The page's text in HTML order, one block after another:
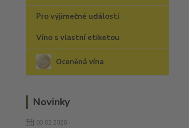
Pro výjimečné události
Víno s vlastní etiketou
Oceněná vína
Novinky
03.02.2026